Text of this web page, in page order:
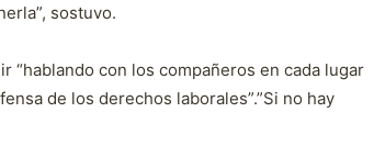
sostuvo.
“hablando con los compañeros en cada lugar
de los derechos laborales”.”Si no hay